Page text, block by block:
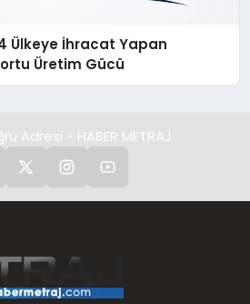
Ülkeye İhracat Yapan
Üretim Gücü
Adresi - HABER METRAJ